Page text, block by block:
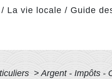
/ La vie locale / Guide
> Argent - Impôts -